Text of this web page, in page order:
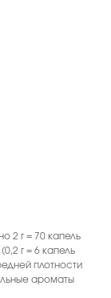
2 г = 70 капель
г = 6 капель
плотности
ароматы